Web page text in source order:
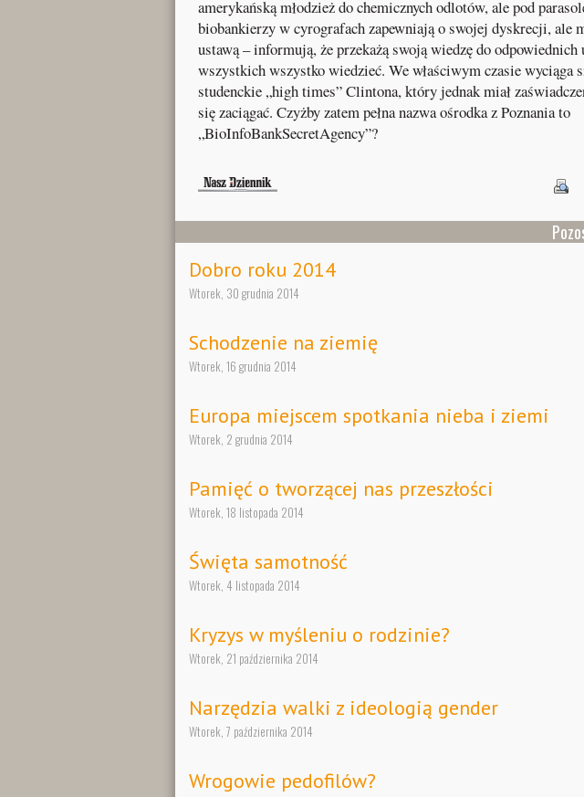
amerykańską młodzież do chemicznych odlotów, ale pod
biobankierzy w cyrografach zapewniają o swojej dyskrecji, ale
ustawą – informują, że przekażą swoją wiedzę do
wszystkich wszystko wiedzieć. We właściwym czasie wyciąga
studenckie „high times” Clintona, który jednak miał
się zaciągać. Czyżby zatem pełna nazwa ośrodka z Poznania to
„BioInfoBankSecretAgency”?
Dobro roku 2014
Wtorek, 30 grudnia 2014
Schodzenie na ziemię
Wtorek, 16 grudnia 2014
Europa miejscem spotkania nieba i ziemi
Wtorek, 2 grudnia 2014
Pamięć o tworzącej nas przeszłości
Wtorek, 18 listopada 2014
Święta samotność
Wtorek, 4 listopada 2014
Kryzys w myśleniu o rodzinie?
Wtorek, 21 października 2014
Narzędzia walki z ideologią gender
Wtorek, 7 października 2014
Wrogowie pedofilów?